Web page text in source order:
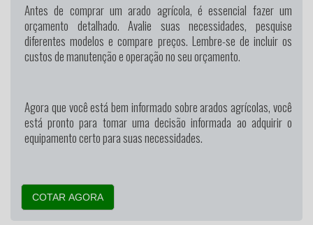
Antes de comprar um arado agrícola, é essencial fazer um
orçamento detalhado. Avalie suas necessidades, pesquise
diferentes modelos e compare preços. Lembre-se de incluir os
custos de manutenção e operação no seu orçamento.
Agora que você está bem informado sobre arados agrícolas, você
está pronto para tomar uma decisão informada ao adquirir o
equipamento certo para suas necessidades.
COTAR AGORA